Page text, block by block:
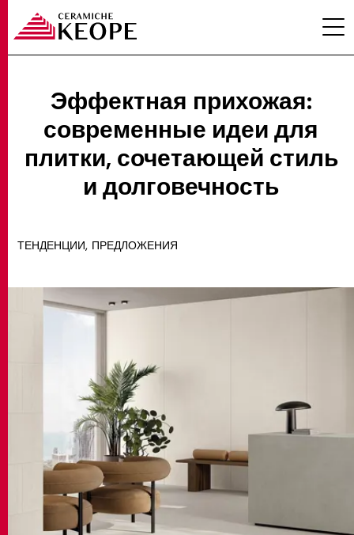
ПРОЕКТЫ
MATCH APP
ПОИСК
ЗАПРЕТНАЯ ЗОНА
Эффектная прихожая:
современные идеи для
плитки, сочетающей стиль
и долговечность
ТЕНДЕНЦИИ, ПРЕДЛОЖЕНИЯ